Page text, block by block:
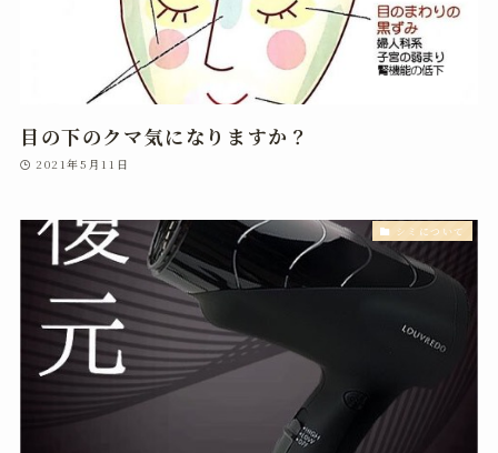
目の下のクマ気になりますか？
2021年5月11日
シミについて